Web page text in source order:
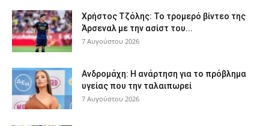
Χρήστος Τζόλης: Το τρομερό βίντεο της
Άρσεναλ με την ασίστ του...
7 Αυγούστου 2026
Ανδρομάχη: Η ανάρτηση για το πρόβλημα
υγείας που την ταλαιπωρεί
7 Αυγούστου 2026